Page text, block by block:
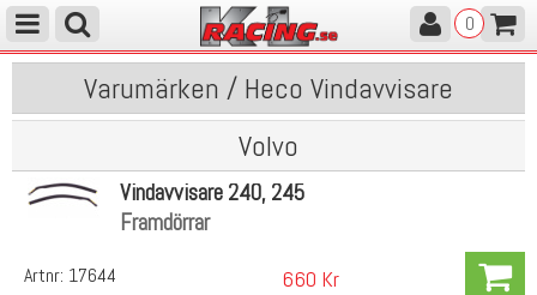
0
Varumärken / Heco Vindavvisare
Volvo
Artnr: 17644
Vindavvisare 240, 245
Framdörrar
660 Kr